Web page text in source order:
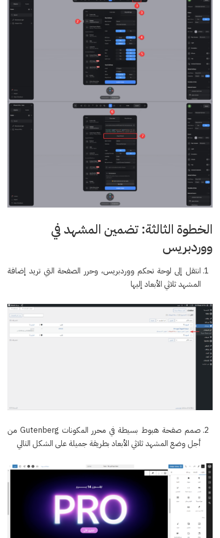
الخطوة الثالثة: تضمين المشهد في
ووردبريس
انتقل إلى لوحة تحكم ووردبريس، وحرر الصفحة التي تريد إضافة
المشهد ثلاثي الأبعاد إليها
صمم صفحة هبوط بسيطة في محرر المكونات Gutenberg من
أجل وضع المشهد ثلاثي الأبعاد بطريقة جميلة على الشكل التالي